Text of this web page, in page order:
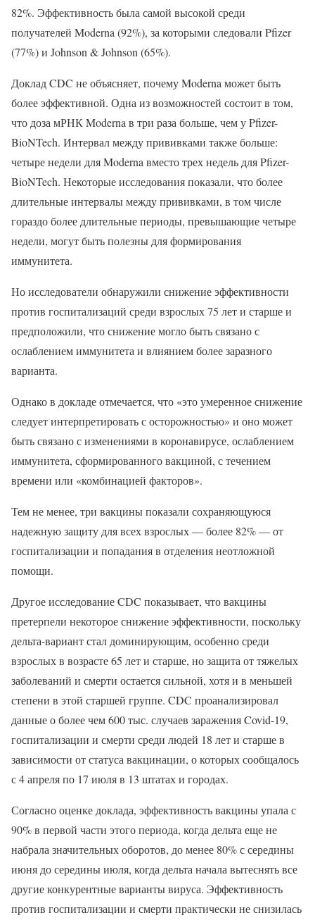
82%. Эффективность была самой высокой среди
получателей Moderna (92%), за которыми следовали Pfizer
(77%) и Johnson & Johnson (65%).
Доклад CDC не объясняет, почему Moderna может быть
более эффективной. Одна из возможностей состоит в том,
что доза мРНК Moderna в три раза больше, чем у Pfizer-
BioNTech. Интервал между прививками также больше:
четыре недели для Moderna вместо трех недель для Pfizer-
BioNTech. Некоторые исследования показали, что более
длительные интервалы между прививками, в том числе
гораздо более длительные периоды, превышающие четыре
недели, могут быть полезны для формирования
иммунитета.
Но исследователи обнаружили снижение эффективности
против госпитализаций среди взрослых 75 лет и старше и
предположили, что снижение могло быть связано с
ослаблением иммунитета и влиянием более заразного
варианта.
Однако в докладе отмечается, что «это умеренное снижение
следует интерпретировать с осторожностью» и оно может
быть связано с изменениями в коронавирусе, ослаблением
иммунитета, сформированного вакциной, с течением
времени или «комбинацией факторов».
Тем не менее, три вакцины показали сохраняющуюся
надежную защиту для всех взрослых — более 82% — от
госпитализации и попадания в отделения неотложной
помощи.
Другое исследование CDC показывает, что вакцины
претерпели некоторое снижение эффективности, поскольку
дельта-вариант стал доминирующим, особенно среди
взрослых в возрасте 65 лет и старше, но защита от тяжелых
заболеваний и смерти остается сильной, хотя и в меньшей
степени в этой старшей группе. CDC проанализировал
данные о более чем 600 тыс. случаев заражения Covid-19,
госпитализации и смерти среди людей 18 лет и старше в
зависимости от статуса вакцинации, о которых сообщалось
с 4 апреля по 17 июля в 13 штатах и городах.
Согласно оценке доклада, эффективность вакцины упала с
90% в первой части этого периода, когда дельта еще не
набрала значительных оборотов, до менее 80% с середины
июня до середины июля, когда дельта начала вытеснять все
другие конкурентные варианты вируса. Эффективность
против госпитализации и смерти практически не снизилась